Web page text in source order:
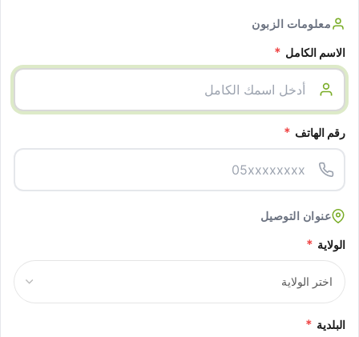
معلومات الزبون
الاسم الكامل *
رقم الهاتف *
عنوان التوصيل
الولاية *
البلدية *